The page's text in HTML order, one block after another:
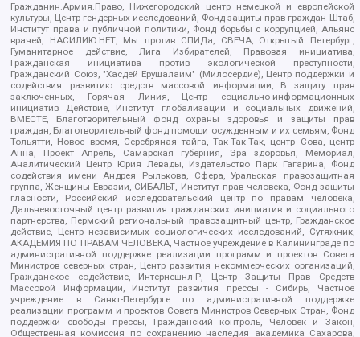
Гражданин.Армия.Право, Нижегородский центр немецкой и европейской
культуры, Центр гендерных исследований, Фонд защиты прав граждан Штаб,
Институт права и публичной политики, Фонд борьбы с коррупцией, Альянс
врачей, НАСИЛИЮ.НЕТ, Мы против СПИДа, СВЕЧА, Открытый Петербург,
Гуманитарное действие, Лига Избирателей, Правовая инициатива,
Гражданская инициатива против экологической преступности,
Гражданский Союз, "Хасдей Ерушалаим" (Милосердие), Центр поддержки и
содействия развитию средств массовой информации, В защиту прав
заключенных, Горячая Линия, Центр социально-информационных
инициатив Действие, Институт глобализации и социальных движений,
ВМЕСТЕ, Благотворительный фонд охраны здоровья и защиты прав
граждан, Благотворительный фонд помощи осужденным и их семьям, Фонд
Тольятти, Новое время, Серебряная тайга, Так-Так-Так, центр Сова, центр
Анна, Проект Апрель, Самарская губерния, Эра здоровья, Мемориал,
Аналитический Центр Юрия Левады, Издательство Парк Гагарина, Фонд
содействия имени Андрея Рылькова, Сфера, Уральская правозащитная
группа, Женщины Евразии, СИБАЛЬТ, Институт прав человека, Фонд защиты
гласности, Российский исследовательский центр по правам человека,
Дальневосточный центр развития гражданских инициатив и социального
партнерства, Пермский региональный правозащитный центр, Гражданское
действие, Центр независимых социологических исследований, Сутяжник,
АКАДЕМИЯ ПО ПРАВАМ ЧЕЛОВЕКА, Частное учреждение в Калининграде по
административной поддержке реализации программ и проектов Совета
Министров северных стран, Центр развития некоммерческих организаций,
Гражданское содействие, Интернешнл-Р, Центр Защиты Прав Средств
Массовой Информации, Институт развития прессы - Сибирь, Частное
учреждение в Санкт-Петербурге по административной поддержке
реализации программ и проектов Совета Министров Северных Стран, Фонд
поддержки свободы прессы, Гражданский контроль, Человек и Закон,
Общественная комиссия по сохранению наследия академика Сахарова,